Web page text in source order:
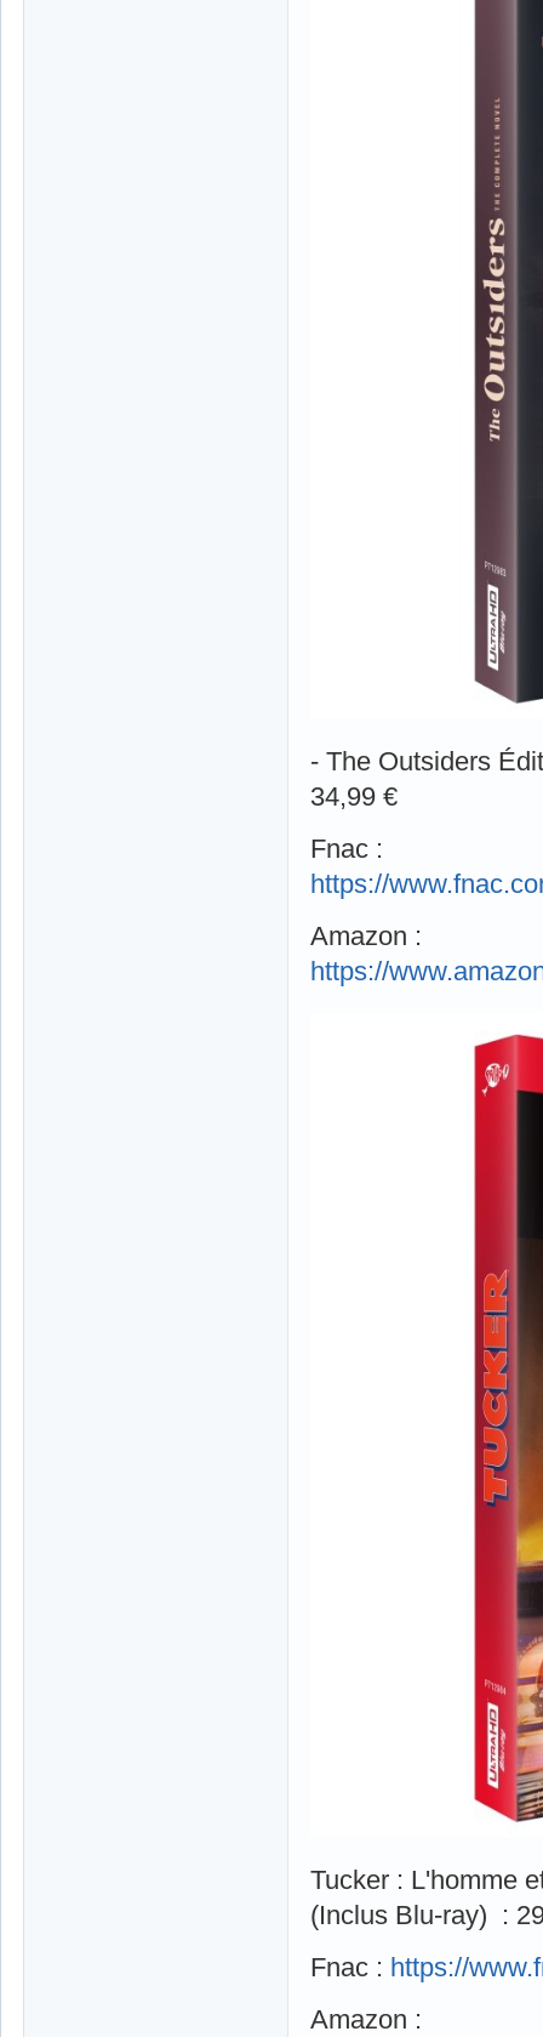
- The Outsiders
34,99 €
Fnac :
https://
Amazon :
https://
Tucker : L'homme
(Inclus Blu-ray) :
Fnac : https://
Amazon :